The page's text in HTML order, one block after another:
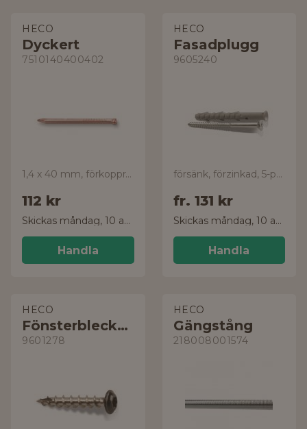
HECO
Dyckert
7510140400402
1,4 x 40 mm, förkopprad, 150-pack
112 kr
Skickas måndag, 10 aug.
Handla
HECO
Fasadplugg
9605240
försänk, förzinkad, 5-pack
fr. 131 kr
Skickas måndag, 10 aug.
Handla
HECO
Fönsterbleckskruv
9601278
HECO
Gängstång
218008001574